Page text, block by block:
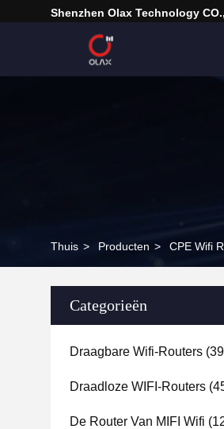
Shenzhen Olax Technology
Thuis > Producten > CPE Wifi
Categorieën
Draagbare Wifi-Routers
Draadloze WIFI-Routers
De Router Van MIFI Wifi